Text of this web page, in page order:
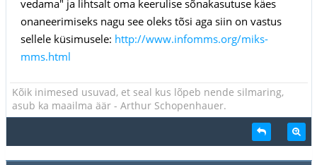
vedama" ja lihtsalt oma keerulise sõnakasutuse käes
onaneerimiseks nagu see oleks tõsi aga siin on vastus
sellele küsimusele: http://www.infomms.org/miks-
mms.html
Kõik inimesed usuvad, et seal kus lõpeb nende silmaring,
asub ka maailma äär - Arthur Schopenhauer.